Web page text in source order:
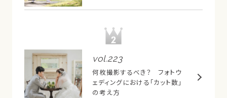
vol.223
何枚撮影するべき？ フォトウ
ェディングにおける「カット数」
の考え方